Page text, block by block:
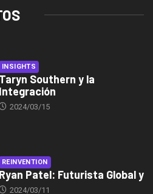
INSIGHTS
Taryn Southern y la
Integración
2024/03/15
REINVENTION
Ryan Patel: Futurista Global y
2024/03/11